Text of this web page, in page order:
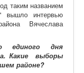
таким названием
вышло интервью
Вячеслава
единого дня
Какие выборы
районе?